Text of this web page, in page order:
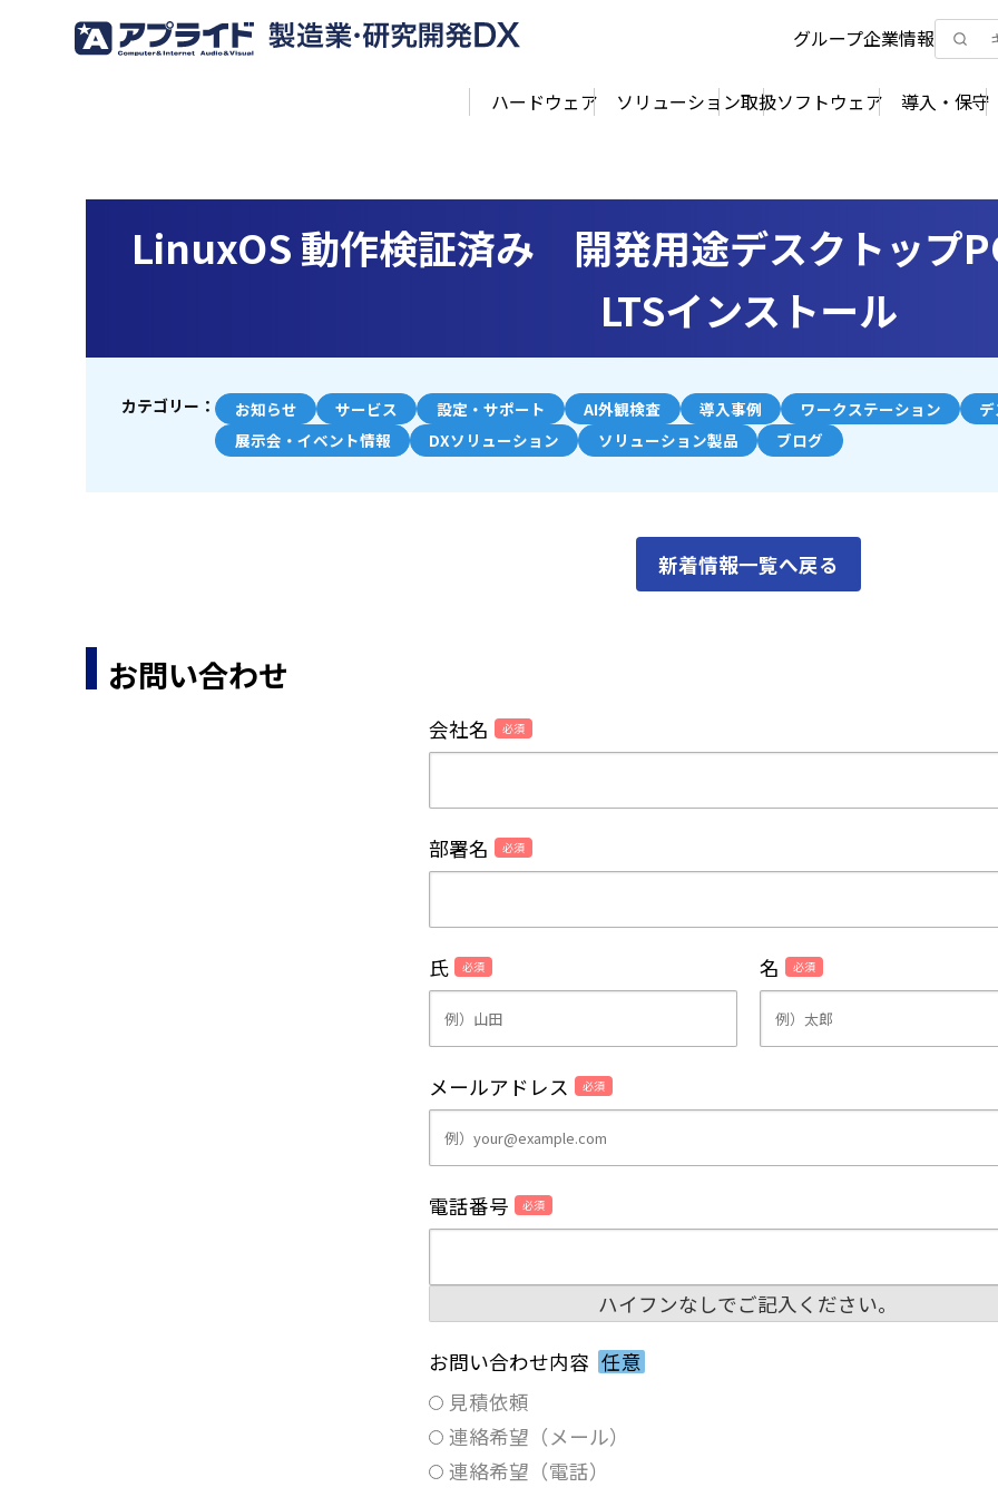
グループ企業情報
ハードウェア ソリューション取扱ソフトウェア 導入・保守
LinuxOS 動作検証済み 開発用途デスクトップ
LTSインストール
カテゴリー： お知らせ サービス 設定・サポート AI外観検査 導入事例 ワークステーション
展示会・イベント情報
DXソリューション ソリューション製品 ブログ
新着情報一覧へ戻る
お問い合わせ
会社名 必須
部署名 必須
氏 必須 名 必須
メールアドレス 必須
電話番号 必須
ハイフンなしでご記入ください。
お問い合わせ内容 任意
見積依頼
連絡希望（メール）
連絡希望（電話）